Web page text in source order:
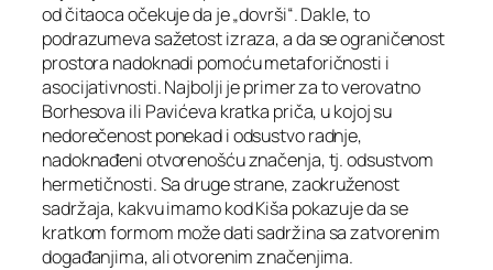
od čitaoca očekuje da je „dovrši“. Dakle, to
podrazumeva sažetost izraza, a da se ograničenost
prostora nadoknadi pomoću metaforičnosti i
asocijativnosti. Najbolji je primer za to verovatno
Borhesova ili Pavićeva kratka priča, u kojoj su
nedorečenost ponekad i odsustvo radnje,
nadoknađeni otvorenošću značenja, tj. odsustvom
hermetičnosti. Sa druge strane, zaokruženost
sadržaja, kakvu imamo kod Kiša pokazuje da se
kratkom formom može dati sadržina sa zatvorenim
događanjima, ali otvorenim značenjima.